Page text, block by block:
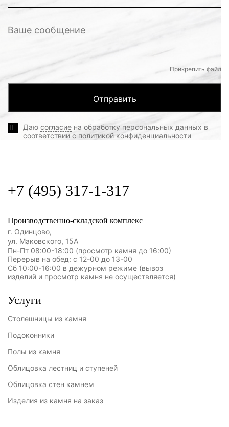
Прикрепить файл
Даю согласие на обработку персональных данных в
соответствии с политикой конфиденциальности
+7 (495) 317-1-317
Производственно-складской комплекс
г. Одинцово,
ул. Маковского, 15А
Пн-Пт 08:00-18:00 (просмотр камня до 16:00)
Перерыв на обед: с 12-00 до 13-00
Сб 10:00-16:00 в дежурном режиме (вывоз
изделий и просмотр камня не осуществляется)
Услуги
Столешницы из камня
Подоконники
Полы из камня
Облицовка лестниц и ступеней
Облицовка стен камнем
Изделия из камня на заказ